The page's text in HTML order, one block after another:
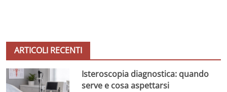
ARTICOLI RECENTI
Isteroscopia diagnostica: quando
serve e cosa aspettarsi